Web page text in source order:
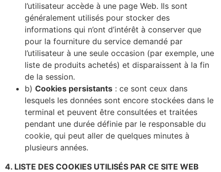
l’utilisateur accède à une page Web. Ils sont
généralement utilisés pour stocker des
informations qui n’ont d’intérêt à conserver que
pour la fourniture du service demandé par
l’utilisateur à une seule occasion (par exemple, une
liste de produits achetés) et disparaissent à la fin
de la session.
b) Cookies persistants : ce sont ceux dans
lesquels les données sont encore stockées dans le
terminal et peuvent être consultées et traitées
pendant une durée définie par le responsable du
cookie, qui peut aller de quelques minutes à
plusieurs années.
4. LISTE DES COOKIES UTILISÉS PAR CE SITE WEB